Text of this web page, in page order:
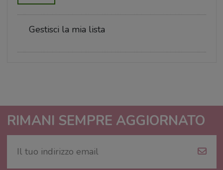
Gestisci la mia lista
RIMANI SEMPRE AGGIORNATO